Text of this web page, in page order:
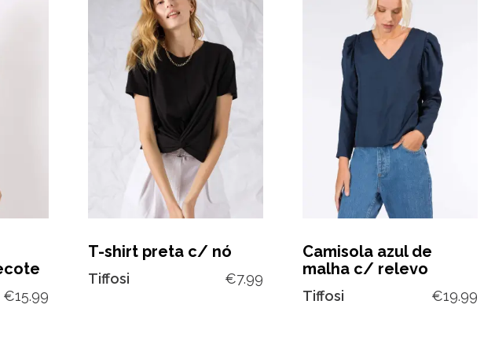
€15.99
T-shirt preta c/ nó
Tiffosi €7.99
Camisola azul de
malha c/ relevo
Tiffosi €19.99